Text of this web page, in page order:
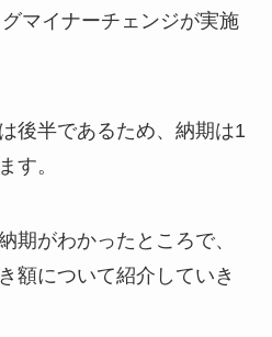
マイナーチェンジが実施
後半であるため、納期は1
す。
期がわかったところで、
額について紹介していき